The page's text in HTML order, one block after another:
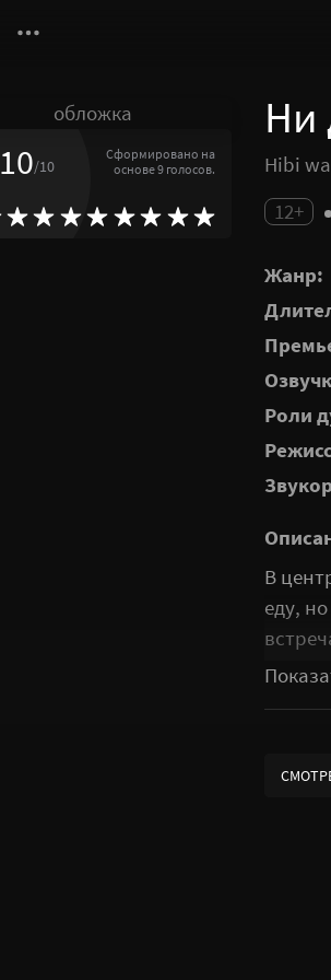
10/10
Сформировано на
основе 9 голосов.
Ни
Hibi
12+
Жанр:
Роли
В
еду,